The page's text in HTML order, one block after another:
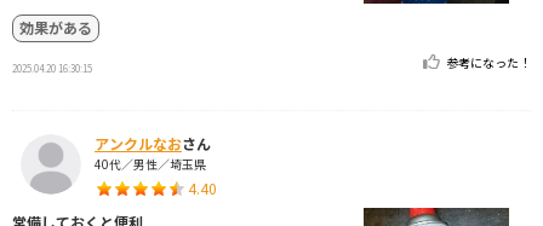
効果がある
2025.04.20 16:30:15 参考になった！
アンクルなおさん
40代／男性／埼玉県
4.40
常備しておくと便利